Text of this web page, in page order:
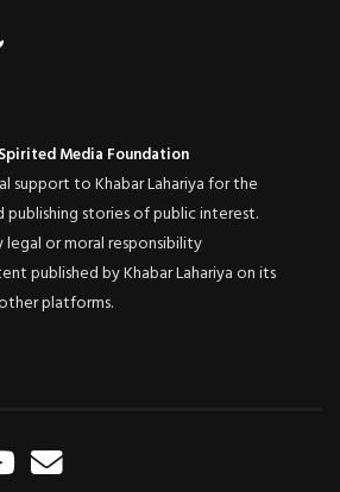
Media Foundation
support to Khabar Lahariya for the
stories of public interest.
or moral responsibility
published by Khabar Lahariya on its
platforms.